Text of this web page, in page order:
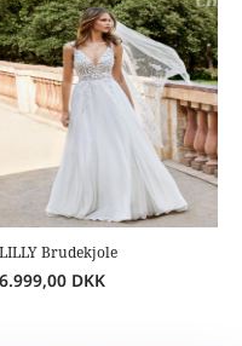
LILLY Brudekjole
6.999,00 DKK